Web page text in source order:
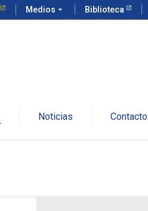
Medios arrow_drop_down Biblioteca
Noticias Contacto